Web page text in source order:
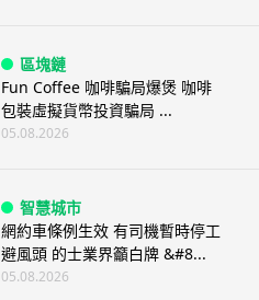
區塊鏈
Fun Coffee 咖啡騙局爆煲 咖啡
包裝虛擬貨幣投資騙局 ...
05.08.2026
智慧城市
網約車條例生效 有司機暫時停工
避風頭 的士業界籲白牌 &#8...
05.08.2026